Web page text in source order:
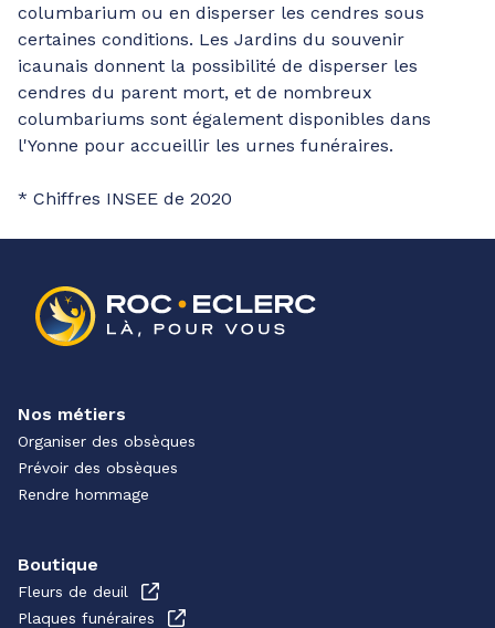
columbarium ou en disperser les cendres sous
certaines conditions. Les Jardins du souvenir
icaunais donnent la possibilité de disperser les
cendres du parent mort, et de nombreux
columbariums sont également disponibles dans
l'Yonne pour accueillir les urnes funéraires.
* Chiffres INSEE de 2020
Nos métiers
Organiser des obsèques
Prévoir des obsèques
Rendre hommage
Boutique
Fleurs de deuil
Plaques funéraires